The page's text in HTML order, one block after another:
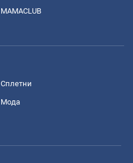
MAMACLUB
Сплетни
Мода